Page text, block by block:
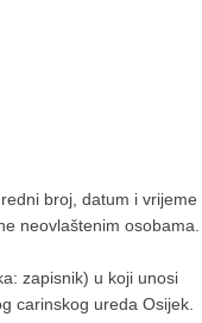
broj, datum i vrijeme
neovlaštenim osobama.
zapisnik) u koji unosi
carinskog ureda Osijek.